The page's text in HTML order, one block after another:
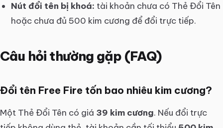
Nút đổi tên bị khoá: tài khoản chưa có Thẻ Đổi Tên
hoặc chưa đủ 500 kim cương để đổi trực tiếp.
Câu hỏi thường gặp (FAQ)
Đổi tên Free Fire tốn bao nhiêu kim cương?
Một Thẻ Đổi Tên có giá 39 kim cương. Nếu đổi trực